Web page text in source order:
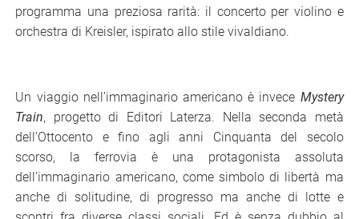
programma una preziosa rarità: il concerto per violino e
orchestra di Kreisler, ispirato allo stile vivaldiano.
Un viaggio nell’immaginario americano è invece Mystery
Train, progetto di Editori Laterza. Nella seconda metà
dell’Ottocento e fino agli anni Cinquanta del secolo
scorso, la ferrovia è una protagonista assoluta
dell’immaginario americano, come simbolo di libertà ma
anche di solitudine, di progresso ma anche di lotte e